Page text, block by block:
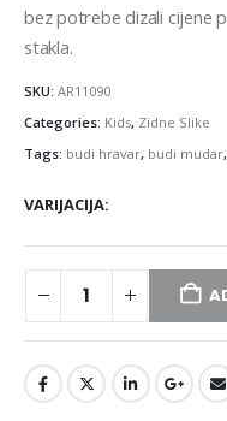
bez potrebe dizali cijene
stakla.
SKU: AR11090
Categories: Kids, Zidne Slike
Tags: budi hravar, budi mudar,
VARIJACIJA